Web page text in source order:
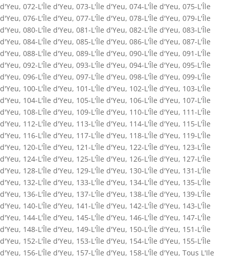
d'Yeu, 072-L'Île d'Yeu, 073-L'Île d'Yeu, 074-L'Île d'Yeu, 075-L'Île
d'Yeu, 076-L'Île d'Yeu, 077-L'Île d'Yeu, 078-L'Île d'Yeu, 079-L'Île
d'Yeu, 080-L'Île d'Yeu, 081-L'Île d'Yeu, 082-L'Île d'Yeu, 083-L'Île
d'Yeu, 084-L'Île d'Yeu, 085-L'Île d'Yeu, 086-L'Île d'Yeu, 087-L'Île
d'Yeu, 088-L'Île d'Yeu, 089-L'Île d'Yeu, 090-L'Île d'Yeu, 091-L'Île
d'Yeu, 092-L'Île d'Yeu, 093-L'Île d'Yeu, 094-L'Île d'Yeu, 095-L'Île
d'Yeu, 096-L'Île d'Yeu, 097-L'Île d'Yeu, 098-L'Île d'Yeu, 099-L'Île
d'Yeu, 100-L'Île d'Yeu, 101-L'Île d'Yeu, 102-L'Île d'Yeu, 103-L'Île
d'Yeu, 104-L'Île d'Yeu, 105-L'Île d'Yeu, 106-L'Île d'Yeu, 107-L'Île
d'Yeu, 108-L'Île d'Yeu, 109-L'Île d'Yeu, 110-L'Île d'Yeu, 111-L'Île
d'Yeu, 112-L'Île d'Yeu, 113-L'Île d'Yeu, 114-L'Île d'Yeu, 115-L'Île
d'Yeu, 116-L'Île d'Yeu, 117-L'Île d'Yeu, 118-L'Île d'Yeu, 119-L'Île
d'Yeu, 120-L'Île d'Yeu, 121-L'Île d'Yeu, 122-L'Île d'Yeu, 123-L'Île
d'Yeu, 124-L'Île d'Yeu, 125-L'Île d'Yeu, 126-L'Île d'Yeu, 127-L'Île
d'Yeu, 128-L'Île d'Yeu, 129-L'Île d'Yeu, 130-L'Île d'Yeu, 131-L'Île
d'Yeu, 132-L'Île d'Yeu, 133-L'Île d'Yeu, 134-L'Île d'Yeu, 135-L'Île
d'Yeu, 136-L'Île d'Yeu, 137-L'Île d'Yeu, 138-L'Île d'Yeu, 139-L'Île
d'Yeu, 140-L'Île d'Yeu, 141-L'Île d'Yeu, 142-L'Île d'Yeu, 143-L'Île
d'Yeu, 144-L'Île d'Yeu, 145-L'Île d'Yeu, 146-L'Île d'Yeu, 147-L'Île
d'Yeu, 148-L'Île d'Yeu, 149-L'Île d'Yeu, 150-L'Île d'Yeu, 151-L'Île
d'Yeu, 152-L'Île d'Yeu, 153-L'Île d'Yeu, 154-L'Île d'Yeu, 155-L'Île
d'Yeu, 156-L'Île d'Yeu, 157-L'Île d'Yeu, 158-L'Île d'Yeu, Tous L'Ile